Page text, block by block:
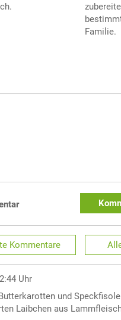
Familie.
Kommentare
Uhr
und
Laibchen aus